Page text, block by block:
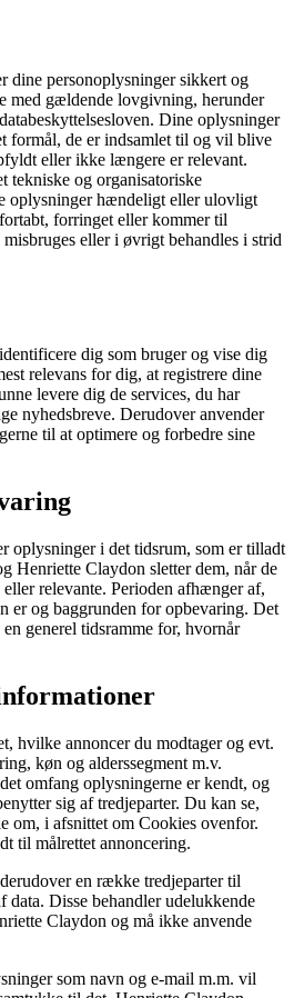
dine personoplysninger sikkert og
med gældende lovgivning, herunder
Dine oplysninger
formål, de er indsamlet til og vil blive
eller ikke længere er relevant.
tekniske og organisatoriske
oplysninger hændeligt eller ulovligt
forringet eller kommer til
eller i øvrigt behandles i strid
dig som bruger og vise dig
relevans for dig, at registrere dine
levere dig de services, du har
nyhedsbreve. Derudover anvender
til at optimere og forbedre sine
oplysninger i det tidsrum, som er tilladt
Henriette Claydon sletter dem, når de
relevante. Perioden afhænger af,
er og baggrunden for opbevaring. Det
generel tidsramme for, hvornår
hvilke annoncer du modtager og evt.
køn og alderssegment m.v.
omfang oplysningerne er kendt, og
sig af tredjeparter. Du kan se,
om, i afsnittet om Cookies ovenfor.
til målrettet annoncering.
en række tredjeparter til
data. Disse behandler udelukkende
Claydon og må ikke anvende
som navn og e-mail m.m. vil